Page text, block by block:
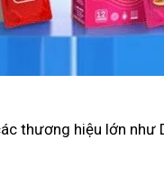
thương hiệu lớn như